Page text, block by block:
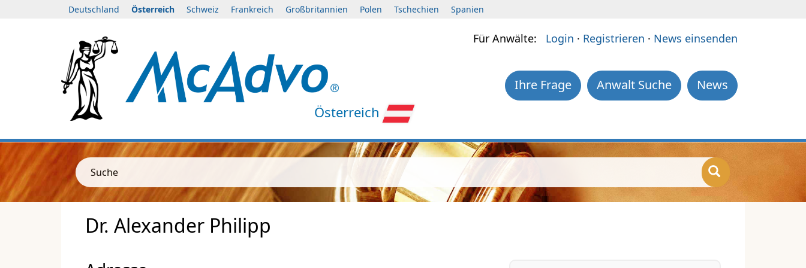
Deutschland Österreich Schweiz Frankreich Großbritannien Polen Tschechien Spanien
Österreich
Für Anwälte: Login · Registrieren · News einsenden
News
Anwalt Suche
Ihre Frage
Suche
Dr. Alexander Philipp